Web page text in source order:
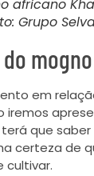
africano
Grupo
em
iremos
que saber
certeza de
cultivar.